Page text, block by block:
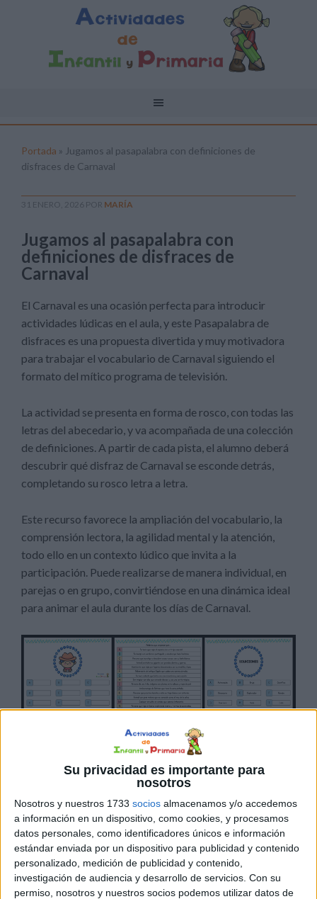
Su privacidad es importante para
nosotros
Nosotros y nuestros 1733 socios almacenamos y/o accedemos
a información en un dispositivo, como cookies, y procesamos
datos personales, como identificadores únicos e información
estándar enviada por un dispositivo para publicidad y contenido
personalizado, medición de publicidad y contenido,
investigación de audiencia y desarrollo de servicios. Con su
permiso, nosotros y nuestros socios podemos utilizar datos de
Portada » Jugamos al pasapalabra con definiciones de
disfraces de Carnaval
31 ENERO, 2026 POR MARÍA
Jugamos al pasapalabra con
definiciones de disfraces de
Carnaval
El Carnaval es una ocasión perfecta para introducir
actividades lúdicas en el aula, y este Pasapalabra de
disfraces es una propuesta divertida y muy motivadora
para trabajar el vocabulario de Carnaval siguiendo el
formato del mítico programa de televisión.
La actividad se presenta en forma de rosco, con todas las
letras del abecedario, y va acompañada de una colección
de definiciones. A partir de cada pista, el alumno deberá
descubrir qué disfraz de Carnaval se esconde detrás,
completando su rosco letra a letra.
Este recurso favorece la ampliación del vocabulario, la
comprensión lectora, la agilidad mental y la atención,
todo ello en un contexto lúdico que invita a la
participación. Puede realizarse de manera individual, en
parejas o en grupo, convirtiéndose en una dinámica ideal
para animar el aula durante los días de Carnaval.
DESCARGAR EN PDF